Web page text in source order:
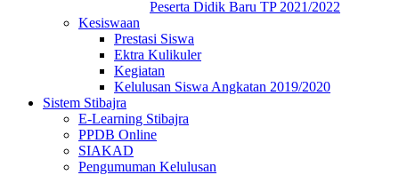
Peserta Didik Baru TP 2021/2022
Kesiswaan
Prestasi Siswa
Ektra Kulikuler
Kegiatan
Kelulusan Siswa Angkatan 2019/2020
Sistem Stibajra
E-Learning Stibajra
PPDB Online
SIAKAD
Pengumuman Kelulusan